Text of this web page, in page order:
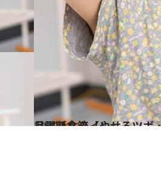
2020.11.2
月曜断食流【やせるツボ
ライフスタイル